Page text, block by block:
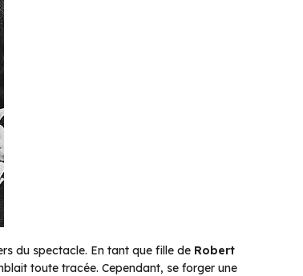
du spectacle. En tant que fille de Robert
toute tracée. Cependant, se forger une